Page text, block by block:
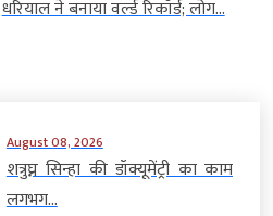
धरियाल ने बनाया वर्ल्ड रिकॉर्ड; लोग...
August 08, 2026
शत्रुघ्न सिन्हा की डॉक्यूमेंट्री का काम
लगभग...